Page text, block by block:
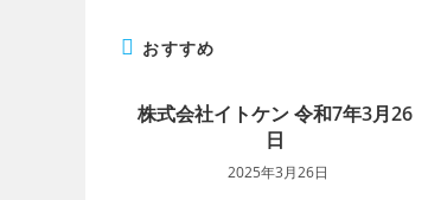
む おすすめ
株式会社イトケン 令和7年3月26
日
2025年3月26日